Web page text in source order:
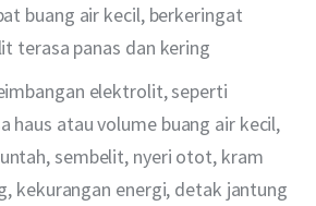
buang air kecil, berkeringat
terasa panas dan kering
elektrolit, seperti
haus atau volume buang air kecil,
sembelit, nyeri otot, kram
kekurangan energi, detak jantung